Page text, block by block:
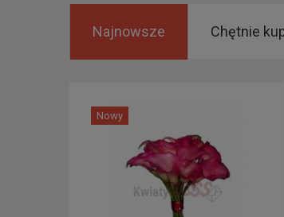
Najnowsze Chętnie
Nowy